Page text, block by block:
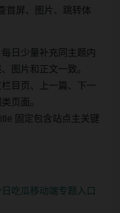
首屏、图片、跳转体
日少量补充同主题内
图片和正文一致。
目页、上一篇、下一
页面。
固定包含站点主关键
吃瓜移动端专题入口